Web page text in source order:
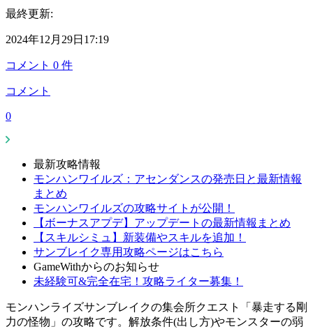
最終更新:
2024年12月29日17:19
コメント 0 件
コメント
0
最新攻略情報
モンハンワイルズ：アセンダンスの発売日と最新情報
まとめ
モンハンワイルズの攻略サイトが公開！
【ボーナスアプデ】アップデートの最新情報まとめ
【スキルシミュ】新装備やスキルを追加！
サンブレイク専用攻略ページはこちら
GameWithからのお知らせ
未経験可&完全在宅！攻略ライター募集！
モンハンライズサンブレイクの集会所クエスト「暴走する剛
力の怪物」の攻略です。解放条件(出し方)やモンスターの弱